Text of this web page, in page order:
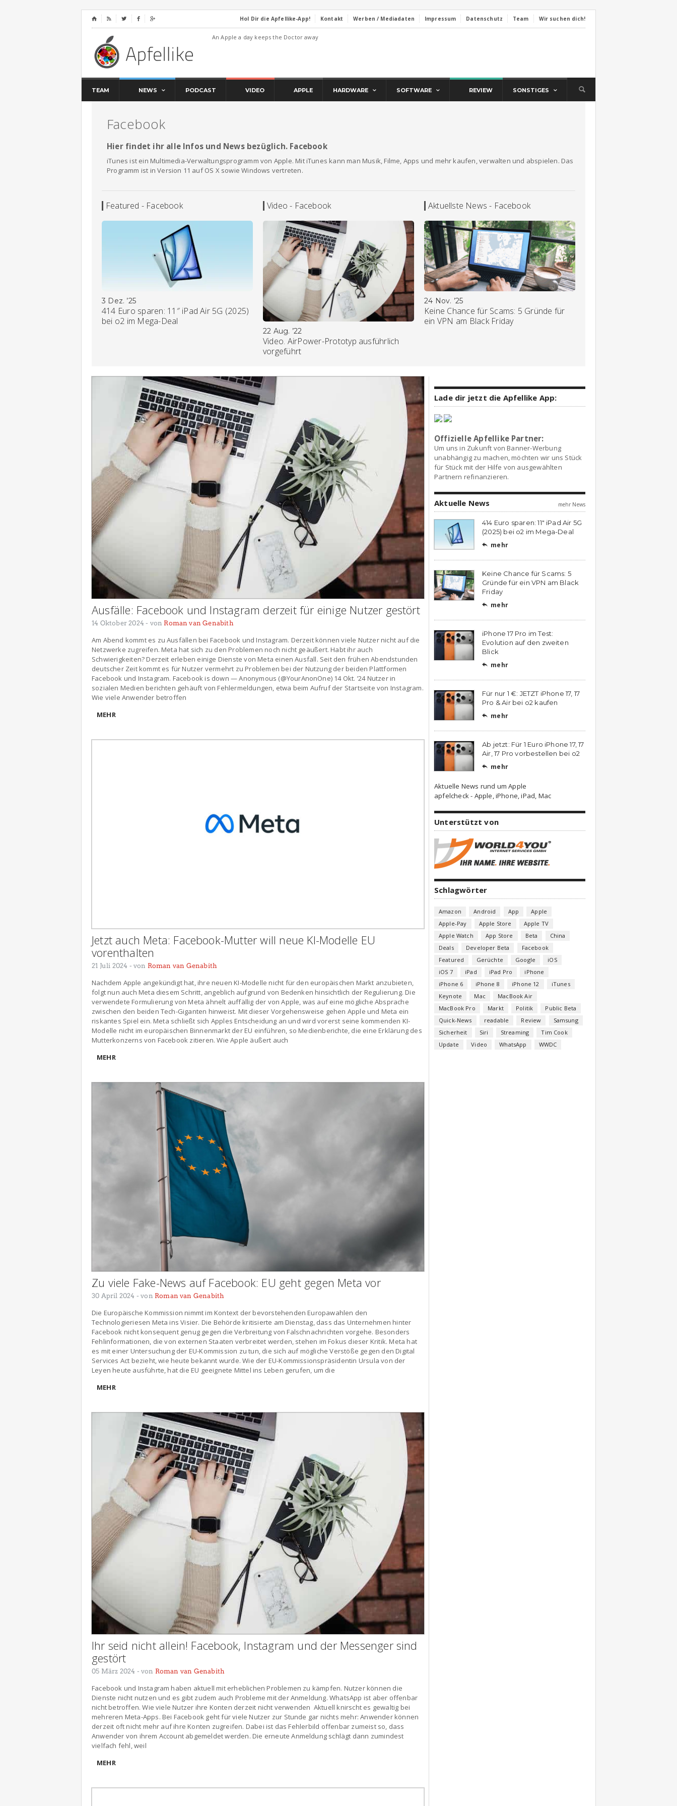
⌂     Hol Dir die Apfellike-App! Kontakt Werben / Mediadaten Impressum Datenschutz Team Wir suchen dich!
An Apple a day keeps the Doctor away
TEAM NEWS PODCAST VIDEO APPLE HARDWARE SOFTWARE REVIEW SONSTIGES
Facebook
Hier findet ihr alle Infos und News bezüglich. Facebook
iTunes ist ein Multimedia-Verwaltungsprogramm von Apple. Mit iTunes kann man Musik, Filme, Apps und mehr kaufen, verwalten und abspielen. Das
Programm ist in Version 11 auf OS X sowie Windows vertreten.
Featured - Facebook
3 Dez. ’25
414 Euro sparen: 11″ iPad Air 5G (2025)
bei o2 im Mega-Deal
Video - Facebook
22 Aug. ’22
Video. AirPower-Prototyp ausführlich
vorgeführt
Aktuellste News - Facebook
24 Nov. ’25
Keine Chance für Scams: 5 Gründe für
ein VPN am Black Friday
Ausfälle: Facebook und Instagram derzeit für einige Nutzer gestört
14 Oktober 2024- von Roman van Genabith
Am Abend kommt es zu Ausfällen bei Facebook und Instagram. Derzeit können viele Nutzer nicht auf die
Netzwerke zugreifen. Meta hat sich zu den Problemen noch nicht geäußert. Habt ihr auch
Schwierigkeiten? Derzeit erleben einige Dienste von Meta einen Ausfall. Seit den frühen Abendstunden
deutscher Zeit kommt es für Nutzer vermehrt zu Problemen bei der Nutzung der beiden Plattformen
Facebook und Instagram. Facebook is down — Anonymous (@YourAnonOne) 14 Okt. ’24 Nutzer in
sozialen Medien berichten gehäuft von Fehlermeldungen, etwa beim Aufruf der Startseite von Instagram.
Wie viele Anwender betroffen
MEHR
Jetzt auch Meta: Facebook-Mutter will neue KI-Modelle EU
vorenthalten
21 Juli 2024 - von Roman van Genabith
Nachdem Apple angekündigt hat, ihre neuen KI-Modelle nicht für den europäischen Markt anzubieten,
folgt nun auch Meta diesem Schritt, angeblich aufgrund von Bedenken hinsichtlich der Regulierung. Die
verwendete Formulierung von Meta ähnelt auffällig der von Apple, was auf eine mögliche Absprache
zwischen den beiden Tech-Giganten hinweist. Mit dieser Vorgehensweise gehen Apple und Meta ein
riskantes Spiel ein. Meta schließt sich Apples Entscheidung an und wird vorerst seine kommenden KI-
Modelle nicht im europäischen Binnenmarkt der EU einführen, so Medienberichte, die eine Erklärung des
Mutterkonzerns von Facebook zitieren. Wie Apple äußert auch
MEHR
Zu viele Fake-News auf Facebook: EU geht gegen Meta vor
30 April 2024 - von Roman van Genabith
Die Europäische Kommission nimmt im Kontext der bevorstehenden Europawahlen den
Technologieriesen Meta ins Visier. Die Behörde kritisierte am Dienstag, dass das Unternehmen hinter
Facebook nicht konsequent genug gegen die Verbreitung von Falschnachrichten vorgehe. Besonders
Fehlinformationen, die von externen Staaten verbreitet werden, stehen im Fokus dieser Kritik. Meta hat
es mit einer Untersuchung der EU-Kommission zu tun, die sich auf mögliche Verstöße gegen den Digital
Services Act bezieht, wie heute bekannt wurde. Wie der EU-Kommissionspräsidentin Ursula von der
Leyen heute ausführte, hat die EU geeignete Mittel ins Leben gerufen, um die
MEHR
Ihr seid nicht allein! Facebook, Instagram und der Messenger sind
gestört
05 März 2024 - von Roman van Genabith
Facebook und Instagram haben aktuell mit erheblichen Problemen zu kämpfen. Nutzer können die
Dienste nicht nutzen und es gibt zudem auch Probleme mit der Anmeldung. WhatsApp ist aber offenbar
nicht betroffen. Wie viele Nutzer ihre Konten derzeit nicht verwenden Aktuell knirscht es gewaltig bei
mehreren Meta-Apps. Bei Facebook geht für viele Nutzer zur Stunde gar nichts mehr: Anwender können
derzeit oft nicht mehr auf ihre Konten zugreifen. Dabei ist das Fehlerbild offenbar zumeist so, dass
Anwender von ihrem Account abgemeldet werden. Die erneute Anmeldung schlägt dann zumindest
vielfach fehl, weil
MEHR
Lade dir jetzt die Apfellike App:
Offizielle Apfellike Partner:
Um uns in Zukunft von Banner-Werbung
unabhängig zu machen, möchten wir uns Stück
für Stück mit der Hilfe von ausgewählten
Partnern refinanzieren.
Aktuelle News mehr News
414 Euro sparen: 11″ iPad Air 5G
(2025) bei o2 im Mega-Deal
 mehr
Keine Chance für Scams: 5
Gründe für ein VPN am Black
Friday
 mehr
iPhone 17 Pro im Test:
Evolution auf den zweiten
Blick
 mehr
Für nur 1 €: JETZT iPhone 17, 17
Pro & Air bei o2 kaufen
 mehr
Ab jetzt: Für 1 Euro iPhone 17, 17
Air, 17 Pro vorbestellen bei o2
 mehr
Aktuelle News rund um Apple
apfelcheck - Apple, iPhone, iPad, Mac
Unterstützt von
Schlagwörter
Amazon Android App
Apple
Apple-Pay
Apple Store
Apple TV
Apple Watch
App Store Beta
China
Deals
Developer Beta
Facebook
Featured
Gerüchte Google
iOS
iOS 7
iPad iPad Pro
iPhone
iPhone 6
iPhone 8 iPhone 12
iTunes
Keynote
Mac
MacBook Air
MacBook Pro
Markt Politik
Public Beta
Quick-News
readable Review
Samsung
Sicherheit
Siri Streaming
Tim Cook
Update
Video WhatsApp WWDC